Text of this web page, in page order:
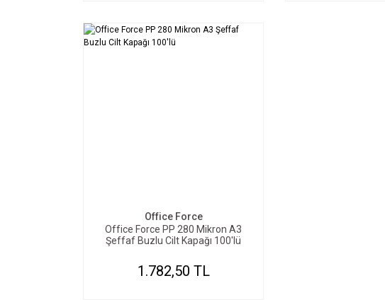
Office Force
Office Force PP 280 Mikron A3
Şeffaf Buzlu Cilt Kapağı 100'lü
1.782,50 TL